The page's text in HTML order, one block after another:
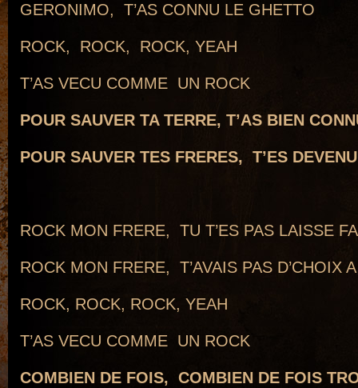
GERONIMO, T’AS CONNU LE GHETTO
ROCK, ROCK, ROCK, YEAH
T’AS VECU COMME UN ROCK
POUR SAUVER TA TERRE, T’AS BIEN
POUR SAUVER TES FRERES, T’ES
ROCK MON FRERE, TU T’ES PAS LAISSE
ROCK MON FRERE, T’AVAIS PAS D’CHOIX
ROCK, ROCK, ROCK, YEAH
T’AS VECU COMME UN ROCK
COMBIEN DE FOIS, COMBIEN DE FOIS